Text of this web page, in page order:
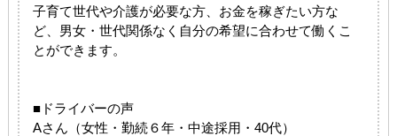
子育て世代や介護が必要な方、お金を稼ぎたい方な
ど、男女・世代関係なく自分の希望に合わせて働くこ
とができます。
■ドライバーの声
Aさん（女性・勤続６年・中途採用・40代）